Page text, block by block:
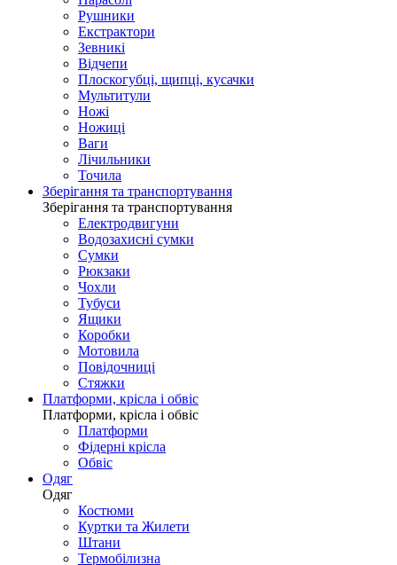
Рушники
Екстрактори
Зевникі
Відчепи
Плоскогубці, щипці, кусачки
Мультитули
Ножі
Ножиці
Ваги
Лічильники
Точила
Зберігання та транспортування
Зберігання та транспортування
Електродвигуни
Водозахисні сумки
Сумки
Рюкзаки
Чохли
Тубуси
Ящики
Коробки
Мотовила
Повідочниці
Стяжки
Платформи, крісла і обвіс
Платформи, крісла і обвіс
Платформи
Фідерні крісла
Обвіс
Одяг
Одяг
Костюми
Куртки та Жилети
Штани
Термобілизна